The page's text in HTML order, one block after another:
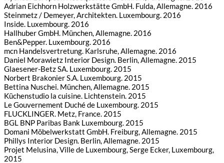
Adrian Eichhorn Holzwerkstätte GmbH. Fulda, Allemagne. 2016
Steinmetz / Demeyer, Architekten. Luxembourg. 2016
Inside. Luxembourg. 2016
Hallhuber GmbH. München, Allemagne. 2016
Ben&Pepper. Luxembourg. 2016
mcn Handelsvertretung. Karlsruhe, Allemagne. 2016
Daniel Morawietz Interior Design. Berlin, Allemagne. 2015
Glaesener-Betz SA. Luxembourg. 2015
Norbert Brakonier S.A. Luxembourg. 2015
Bettina Nuschei. München, Allemagne. 2015
Küchenstudio la cuisine. Lichtenstein. 2015
Le Gouvernement Duché de Luxembourg. 2015
FLUCKLINGER. Metz, France. 2015
BGL BNP Paribas Bank Luxembourg. 2015
Domani Möbelwerkstatt GmbH. Freiburg, Allemagne. 2015
Phillys Interior Design. Berlin, Allemagne. 2015
Projet Melusina, Ville de Luxembourg, Serge Ecker, Luxembourg,
2015